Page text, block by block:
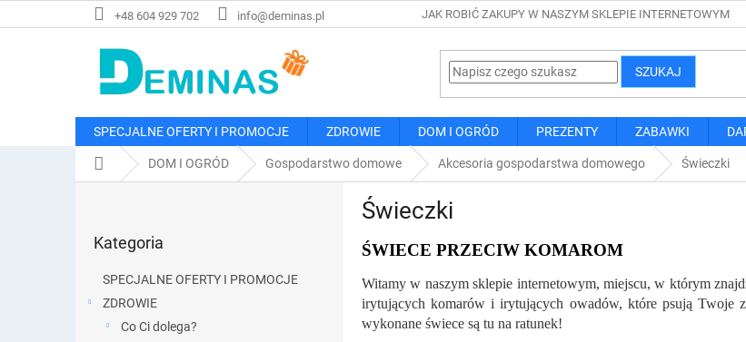
do
+48 604 929 702 info@deminas.pl JAK ROBIĆ ZAKUPY W NASZYM SKLEPIE INTERNETOWYM
SZUKAJ
SPECJALNE OFERTY I PROMOCJE ZDROWIE DOM I OGRÓD PREZENTY ZABAWKI
Home DOM I OGRÓD Gospodarstwo domowe Akcesoria gospodarstwa domowego Świeczki
kategorie
Kategoria
SPECJALNE OFERTY I PROMOCJE
ZDROWIE
Co Ci dolega?
Świeczki
ŚWIECE PRZECIW KOMAROM
Witamy w naszym sklepie internetowym, miejscu, w którym
irytujących komarów i irytujących owadów, które psują Twoje
wykonane świece są tu na ratunek!